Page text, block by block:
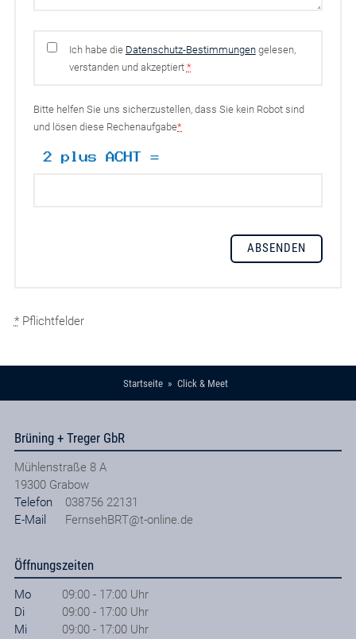
Ich habe die Datenschutz-Bestimmungengelesen,
verstanden und akzeptiert *
Bitte helfen Sie uns sicherzustellen, dass Sie kein Robot sind
und lösen diese Rechenaufgabe*
*Pflichtfelder
Startseite Click & Meet
Brüning + Treger GbR
Mühlenstraße 8 A
19300 Grabow
Telefon
038756 22131
E-Mail
FernsehBRT@t-online.de
Öffnungszeiten
Mo
09:00 - 17:00 Uhr
Di
09:00 - 17:00 Uhr
Mi
09:00 - 17:00 Uhr